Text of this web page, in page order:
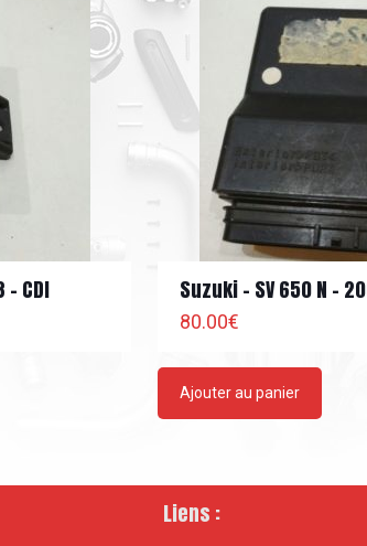
CDI Suzuki – SV 650 N –
80.00€
Ajouter au panier
Liens :